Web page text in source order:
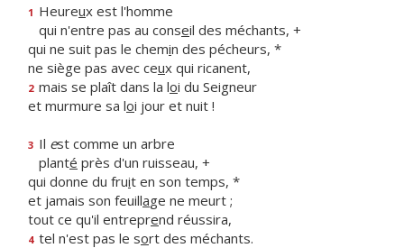
1 Heureux est l'homme
qui n'entre pas au conseil des méchants, +
qui ne suit pas le chemin des pécheurs, *
ne siège pas avec ceux qui ricanent,
2 mais se plaît dans la loi du Seigneur
et murmure sa loi jour et nuit !
3 Il est comme un arbre
planté près d'un ruisseau, +
qui donne du fruit en son temps, *
et jamais son feuillage ne meurt ;
tout ce qu'il entreprend réussira,
4 tel n'est pas le sort des méchants.